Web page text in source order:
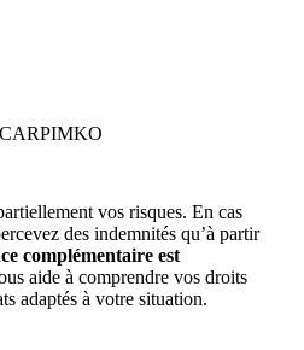
CARPIMKO
vos risques. En cas
des indemnités qu’à partir
complémentaire est
aide à comprendre vos droits
adaptés à votre situation.